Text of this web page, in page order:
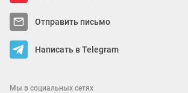
Отправить письмо
Написать в Telegram
Мы в социальных сетях